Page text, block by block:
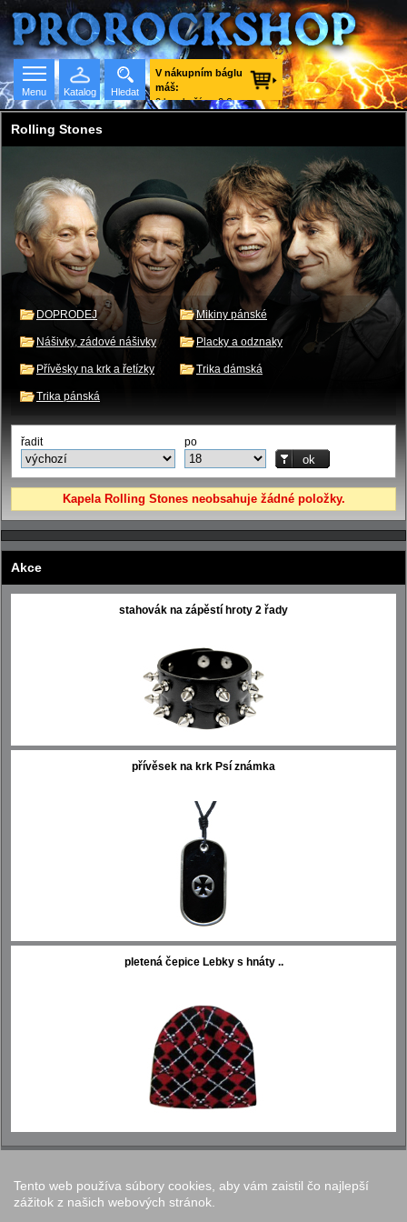
Hledat
Seznam skupin
Menu
V nákupním báglu
máš:
0 ks zboží za 0 €
vč. DPH.
Rolling Stones
DOPRODEJ Mikiny pánské
Nášivky, zádové nášivky Placky a odznaky
Přívěsky na krk a řetízky Trika dámská
Trika pánská
řadit po
Kapela Rolling Stones neobsahuje žádné položky.
Katalog
Akce
stahovák na zápěstí hroty 2 řady
přívěsek na krk Psí známka
pletená čepice Lebky s hnáty ..
Nastavenie cookies
Tento web používa súbory cookies, aby vám zaistil čo najlepší
zážitok z našich webových stránok.